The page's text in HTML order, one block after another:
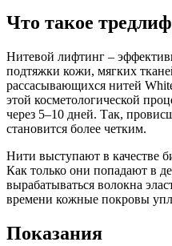
Что такое
Нитевой лифтинг –
подтяжки кожи, мягких
рассасывающихся нитей
этой косметологической
через 5–10 дней. Так,
становится более четким.
Нити выступают в качестве
Как только они попадают в
вырабатываться волокна
времени кожные покровы
Показания